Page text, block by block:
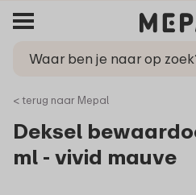
< terug naar Mepal
Deksel
ml - vivid mauve